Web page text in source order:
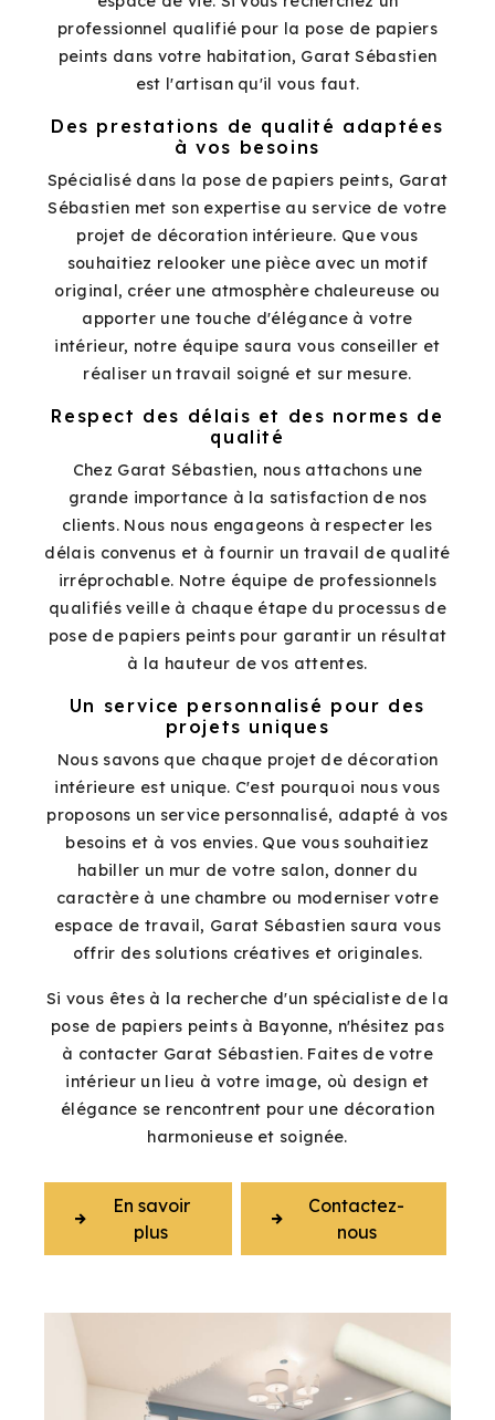
professionnel qualifié pour la pose de papiers
peints dans votre habitation, Garat Sébastien
est l'artisan qu'il vous faut.
Des prestations de qualité adaptées
à vos besoins
Spécialisé dans la pose de papiers peints, Garat
Sébastien met son expertise au service de votre
projet de décoration intérieure. Que vous
souhaitiez relooker une pièce avec un motif
original, créer une atmosphère chaleureuse ou
apporter une touche d'élégance à votre
intérieur, notre équipe saura vous conseiller et
réaliser un travail soigné et sur mesure.
Respect des délais et des normes de
qualité
Chez Garat Sébastien, nous attachons une
grande importance à la satisfaction de nos
clients. Nous nous engageons à respecter les
délais convenus et à fournir un travail de qualité
irréprochable. Notre équipe de professionnels
qualifiés veille à chaque étape du processus de
pose de papiers peints pour garantir un résultat
à la hauteur de vos attentes.
Un service personnalisé pour des
projets uniques
Nous savons que chaque projet de décoration
intérieure est unique. C'est pourquoi nous vous
proposons un service personnalisé, adapté à vos
besoins et à vos envies. Que vous souhaitiez
habiller un mur de votre salon, donner du
caractère à une chambre ou moderniser votre
espace de travail, Garat Sébastien saura vous
offrir des solutions créatives et originales.
Si vous êtes à la recherche d'un spécialiste de la
pose de papiers peints à Bayonne, n'hésitez pas
à contacter Garat Sébastien. Faites de votre
intérieur un lieu à votre image, où design et
élégance se rencontrent pour une décoration
harmonieuse et soignée.
En savoir
plus
Contactez-
nous